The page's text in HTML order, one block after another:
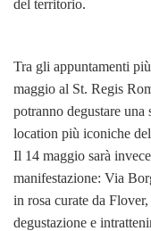
del territorio.
Tra gli appuntamenti
maggio al St. Regis
potranno degustare
location più iconiche
Il 14 maggio sarà
manifestazione: Via
in rosa curate da
degustazione e